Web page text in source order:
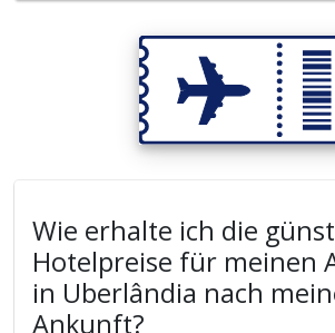
Wie erhalte ich die
Hotelpreise für meinen
in Uberlândia nach
Ankunft?